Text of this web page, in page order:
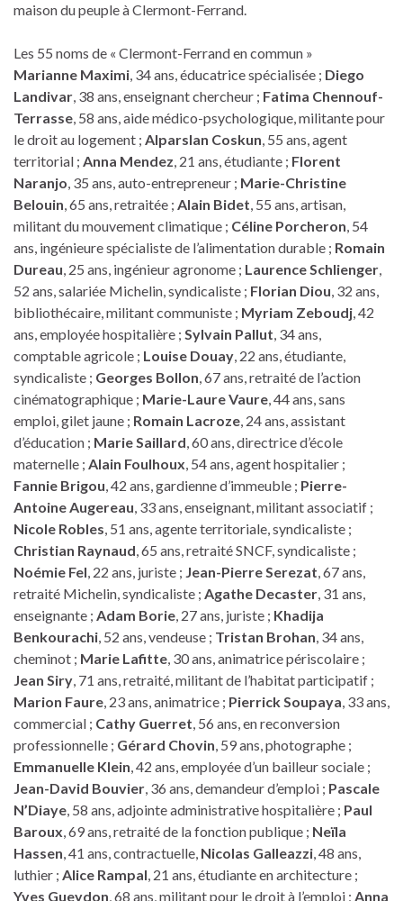
maison du peuple à Clermont-Ferrand.
Les 55 noms de « Clermont-Ferrand en commun »
Marianne Maximi, 34 ans, éducatrice spécialisée ; Diego
Landivar, 38 ans, enseignant chercheur ; Fatima Chennouf-
Terrasse, 58 ans, aide médico-psychologique, militante pour
le droit au logement ; Alparslan Coskun, 55 ans, agent
territorial ; Anna Mendez, 21 ans, étudiante ; Florent
Naranjo, 35 ans, auto-entrepreneur ; Marie-Christine
Belouin, 65 ans, retraitée ; Alain Bidet, 55 ans, artisan,
militant du mouvement climatique ; Céline Porcheron, 54
ans, ingénieure spécialiste de l’alimentation durable ; Romain
Dureau, 25 ans, ingénieur agronome ; Laurence Schlienger,
52 ans, salariée Michelin, syndicaliste ; Florian Diou, 32 ans,
bibliothécaire, militant communiste ; Myriam Zeboudj, 42
ans, employée hospitalière ; Sylvain Pallut, 34 ans,
comptable agricole ; Louise Douay, 22 ans, étudiante,
syndicaliste ; Georges Bollon, 67 ans, retraité de l’action
cinématographique ; Marie-Laure Vaure, 44 ans, sans
emploi, gilet jaune ; Romain Lacroze, 24 ans, assistant
d’éducation ; Marie Saillard, 60 ans, directrice d’école
maternelle ; Alain Foulhoux, 54 ans, agent hospitalier ;
Fannie Brigou, 42 ans, gardienne d’immeuble ; Pierre-
Antoine Augereau, 33 ans, enseignant, militant associatif ;
Nicole Robles, 51 ans, agente territoriale, syndicaliste ;
Christian Raynaud, 65 ans, retraité SNCF, syndicaliste ;
Noémie Fel, 22 ans, juriste ; Jean-Pierre Serezat, 67 ans,
retraité Michelin, syndicaliste ; Agathe Decaster, 31 ans,
enseignante ; Adam Borie, 27 ans, juriste ; Khadija
Benkourachi, 52 ans, vendeuse ; Tristan Brohan, 34 ans,
cheminot ; Marie Lafitte, 30 ans, animatrice périscolaire ;
Jean Siry, 71 ans, retraité, militant de l’habitat participatif ;
Marion Faure, 23 ans, animatrice ; Pierrick Soupaya, 33 ans,
commercial ; Cathy Guerret, 56 ans, en reconversion
professionnelle ; Gérard Chovin, 59 ans, photographe ;
Emmanuelle Klein, 42 ans, employée d’un bailleur sociale ;
Jean-David Bouvier, 36 ans, demandeur d’emploi ; Pascale
N’Diaye, 58 ans, adjointe administrative hospitalière ; Paul
Baroux, 69 ans, retraité de la fonction publique ; Neïla
Hassen, 41 ans, contractuelle, Nicolas Galleazzi, 48 ans,
luthier ; Alice Rampal, 21 ans, étudiante en architecture ;
Yves Gueydon, 68 ans, militant pour le droit à l’emploi ; Anna